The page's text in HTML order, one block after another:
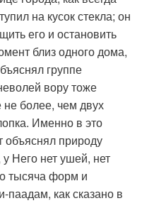
на кусок стекла; он
его и остановить
близ одного дома,
группе
вору тоже
более, чем двух
Именно в это
объяснял природу
Него нет ушей, нет
тысяча форм и
как сказано в